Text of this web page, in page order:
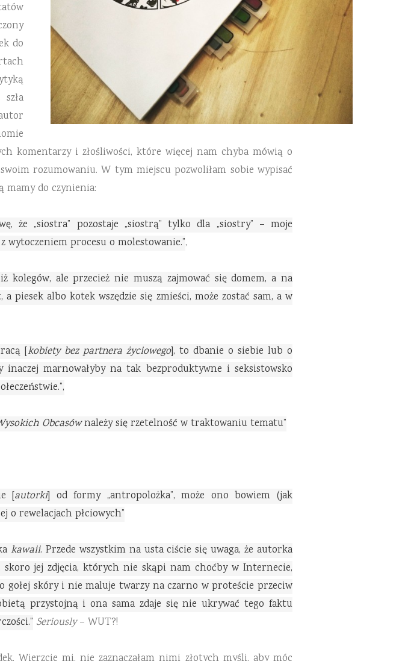
do
komentarzy i złośliwości, które więcej nam chyba mówią o
rozumowaniu. W tym miejscu pozwoliłam sobie wypisać
mamy do czynienia:
że „siostra” pozostaje „siostrą” tylko dla „siostry” – moje
wytoczeniem procesu o molestowanie.”,
kolegów, ale przecież nie muszą zajmować się domem, a na
piesek albo kotek wszędzie się zmieści, może zostać sam, a w
[kobiety bez partnera życiowego], to dbanie o siebie lub o
marnowałyby na tak bezproduktywne i seksistowsko
Obcasównależy się rzetelność w traktowaniu tematu”
[autorki] od formy „antropolożka”, może ono bowiem (jak
o rewelacjach płciowych”
kawaii. Przede wszystkim na usta ciście się uwaga, że autorka
jej zdjęcia, których nie skąpi nam choćby w Internecie,
gołej skóry i nie maluje twarzy na czarno w proteście przeciw
przystojną i ona sama zdaje się nie ukrywać tego faktu
Seriously– WUT?!